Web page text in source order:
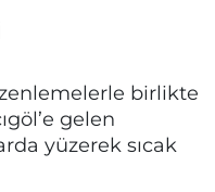
birlikte
gelen
yüzerek sıcak